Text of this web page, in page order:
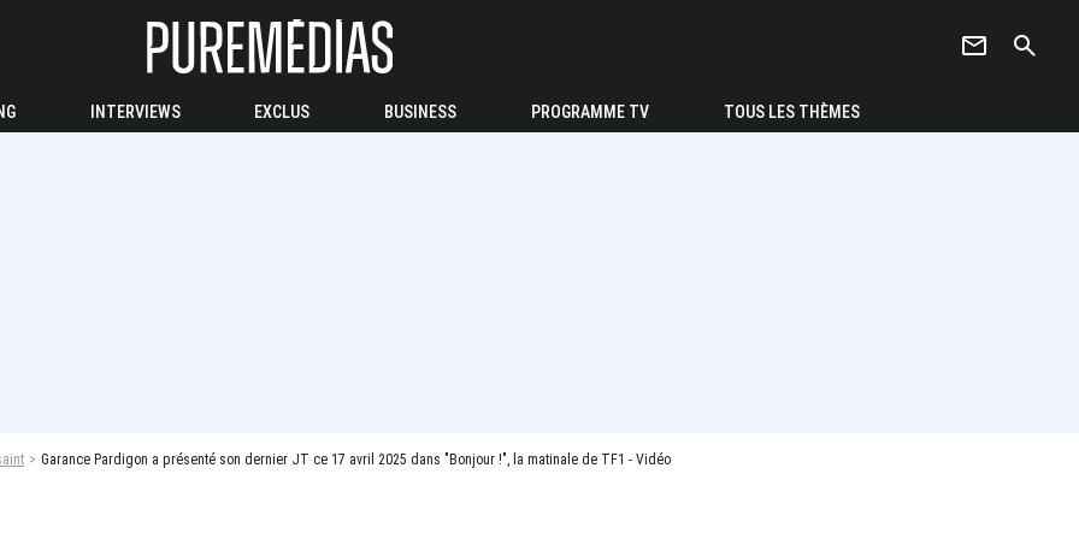
newsletter search
INTERVIEWS EXCLUS BUSINESS PROGRAMME TV TOUS LES THÈMES
Garance Pardigon a présenté son dernier JT ce 17 avril 2025 dans "Bonjour !", la matinale de TF1 - Vidéo